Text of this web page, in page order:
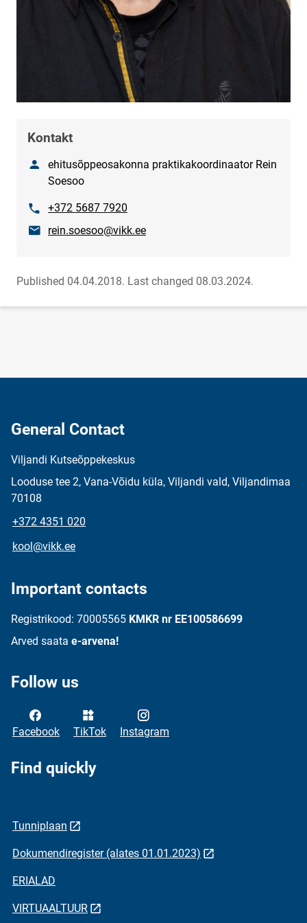
Kontakt
Nimetusehitusõppeosakonna praktikakoordinaator Rein
Soesoo
Phone+372 5687 7920
E-mailrein.soesoo@vikk.ee
Published 04.04.2018. Last changed 08.03.2024.
General Contact
Viljandi Kutseõppekeskus
Looduse tee 2, Vana-Võidu küla, Viljandi vald, Viljandimaa
70108
+372 4351 020
kool@vikk.ee
Important contacts
Registrikood: 70005565 KMKR nr EE100586699
Arved saata e-arvena!
Follow us
Facebook TikTok Instagram
Find quickly
Tunniplaan
Dokumendiregister (alates 01.01.2023)
ERIALAD
VIRTUAALTUUR